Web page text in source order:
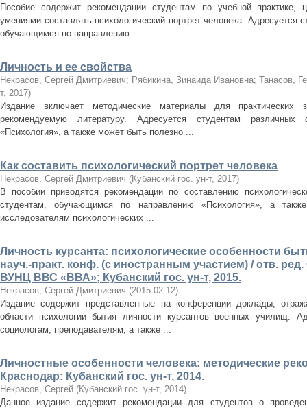
Пособие содержит рекомендации студентам по учебной практике,
умениями составлять психологический портрет человека.
обучающимся по направлению ...
Личность и ее свойства
Некрасов, Сергей Дмитриевич; Рябикина, Зинаида Ивановна; Танасов,
т, 2017)
Издание включает методические материалы для практических
рекомендуемую литературу. Адресуется студентам
«Психология», а также может быть полезно ...
Как составить психологический портрет человека
Некрасов, Сергей Дмитриевич (Кубанский гос. ун-т, 2017)
В пособии приводятся рекомендации по составлению
студентам, обучающимся по направлению «Психология», а
исследователям психологических ...
Личность курсанта: психологические особенности
науч.-практ. конф. (с иностранным участием) / отв.
ВУНЦ ВВС «ВВА»; Кубанский гос. ун-т, 2015.
Некрасов, Сергей Дмитриевич (2015-02-12)
Издание содержит представленные на конференции доклады,
области психологии бытия личности курсантов военных училищ.
социологам, преподавателям, а также ...
Личностные особенности человека: методические
Краснодар: Кубанский гос. ун-т, 2014.
Некрасов, Сергей (Кубанский гос. ун-т, 2014)
Данное издание содержит рекомендации для студентов о